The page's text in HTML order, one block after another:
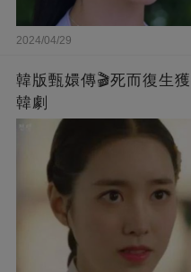
2024/04/29
韓版甄嬛傳🎬死而復生
韓劇